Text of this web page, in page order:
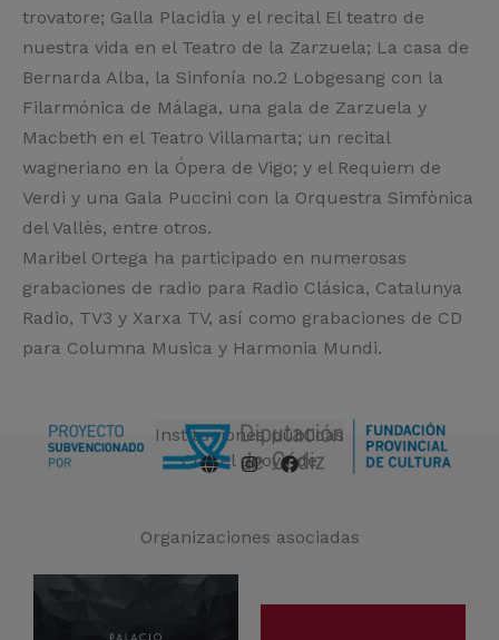
trovatore; Galla Placidia y el recital El teatro de
nuestra vida en el Teatro de la Zarzuela; La casa de
Bernarda Alba, la Sinfonía no.2 Lobgesang con la
Filarmónica de Málaga, una gala de Zarzuela y
Macbeth en el Teatro Villamarta; un recital
wagneriano en la Ópera de Vigo; y el Requiem de
Verdi y una Gala Puccini con la Orquestra Simfònica
del Vallès, entre otros.
Maribel Ortega ha participado en numerosas
grabaciones de radio para Radio Clásica, Catalunya
Radio, TV3 y Xarxa TV, así como grabaciones de CD
para Columna Musica y Harmonia Mundi.
Con el apoyo de
Instituciones públicas
Organizaciones asociadas